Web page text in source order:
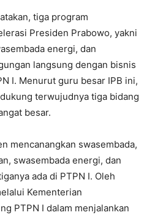
tiga program
Presiden Prabowo, yakni
energi, dan
langsung dengan bisnis
I. Menurut guru besar IPB ini,
terwujudnya tiga bidang
besar.
mencanangkan swasembada,
swasembada energi, dan
ada di PTPN I. Oleh
Kementerian
PTPN I dalam menjalankan